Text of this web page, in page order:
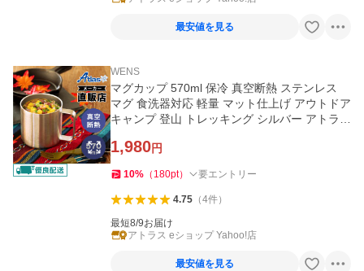
最安値を見る
WENS
マグカップ 570ml 保冷 真空断熱 ステンレス
マグ 食洗器対応 軽量 マット仕上げ アウトドア
キャンプ 登山 トレッキング シルバー アトラス
1,980円
10% （ 180pt） 要エントリー
4.75（4件）
最短8/9お届け
アトラス eショップ Yahoo!店
最安値を見る